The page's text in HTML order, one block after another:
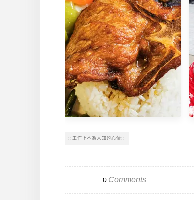
MY NEW DESIGN--::isu拼裝人
材培育計畫::
::工作上不為人知的心情::
0Comments